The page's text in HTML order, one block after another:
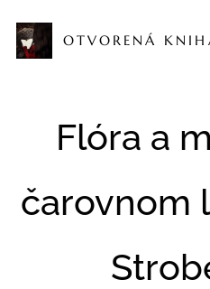
OTVORENÁ
Flóra a
čarovnom